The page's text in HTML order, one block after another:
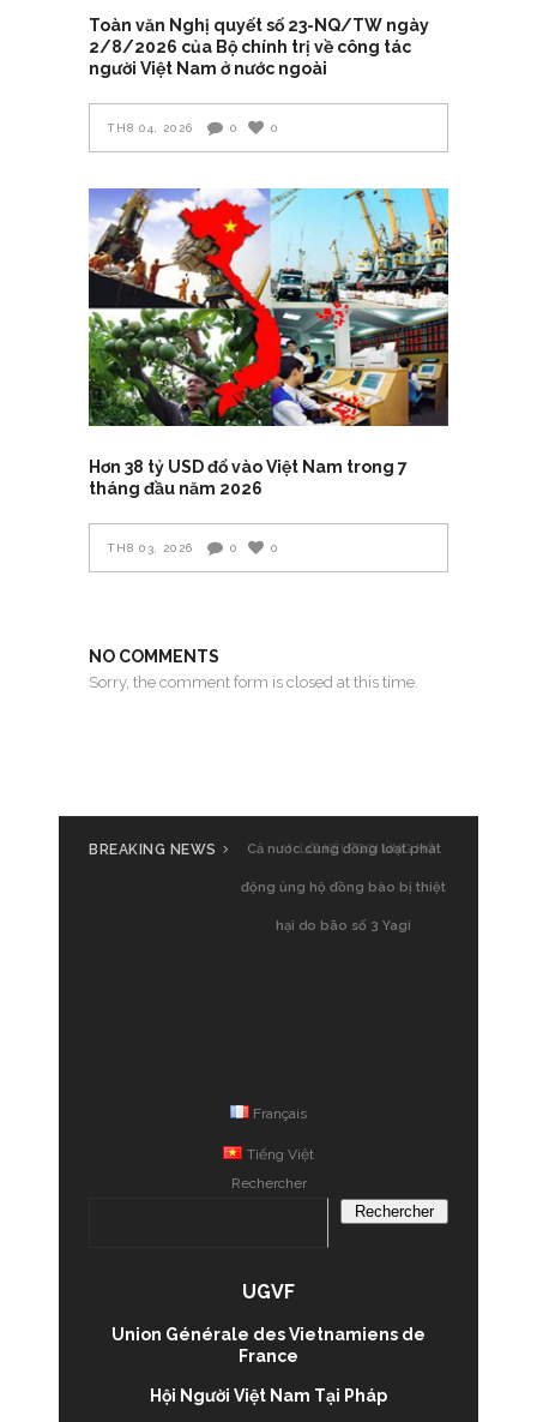
Toàn văn Nghị quyết số 23-NQ/TW ngày
2/8/2026 của Bộ chính trị về công tác
người Việt Nam ở nước ngoài
TH8 04, 2026 0 0
Hơn 38 tỷ USD đổ vào Việt Nam trong 7
tháng đầu năm 2026
TH8 03, 2026 0 0
NO COMMENTS
Sorry, the comment form is closed at this time.
BREAKING NEWS Cả nước cùng đồng loạt phát
động ủng hộ đồng bào bị thiệt
hại do bão số 3 Yagi
Français
Tiếng Việt
Rechercher
Rechercher
UGVF
Union Générale des Vietnamiens de
France
Hội Người Việt Nam Tại Pháp